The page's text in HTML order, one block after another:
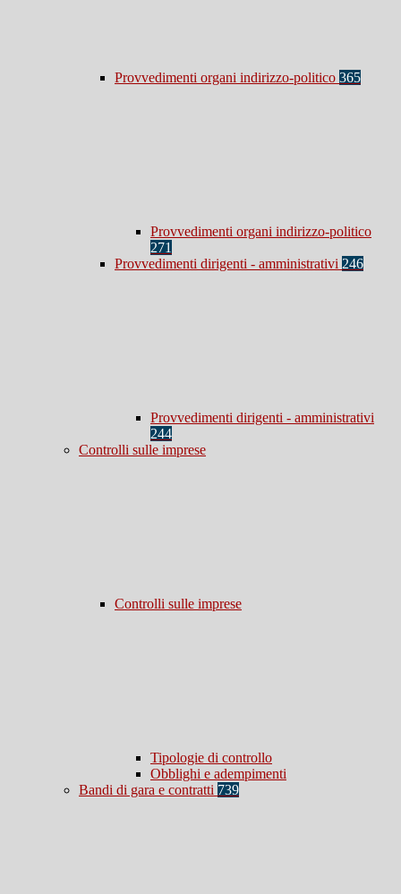
Provvedimenti organi indirizzo-politico 365
Provvedimenti organi indirizzo-politico
271
Provvedimenti dirigenti - amministrativi 246
Provvedimenti dirigenti - amministrativi
244
Controlli sulle imprese
Controlli sulle imprese
Tipologie di controllo
Obblighi e adempimenti
Bandi di gara e contratti 739